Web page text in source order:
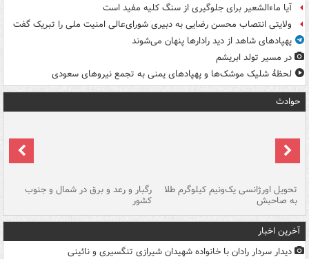
آیا ماءالشعیر برای جلوگیری از سنگ کلیه مفید است
ولایتی انتصاب محسن رضایی به دبیری شورای‌عالی امنیت ملی را تبریک گفت
پهپادهای شاهد از دید رادارها پنهان می‌شوند
در مسیر تولد ابریشم
لحظۀ شلیک موشک‌ها و پهپادهای یمنی به تجمع نیروهای سعودی
حوادث
تحویل اورژانسی یک‌ونیم کیلوگرم طلا
به صاحبش
رگبار و رعد و برق در شمال و جنوب
کشور
آخرین اخبار
دیدار سردار رادان با خانواده‌ شهیدان شیرازی تنگسیری و نائینی